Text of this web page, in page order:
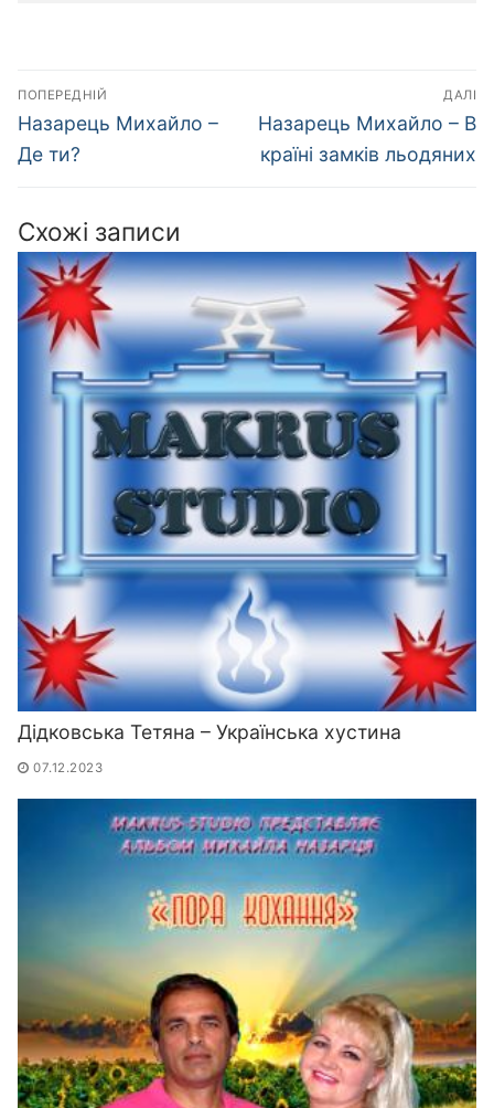
Навігація
записів
ПОПЕРЕДНІЙ
Попередній
запис:
Назарець Михайло –
Де ти?
ДАЛІ
Наступний
запис:
Назарець Михайло – В
країні замків льодяних
Схожі записи
Дідковська Тетяна – Українська хустина
07.12.2023